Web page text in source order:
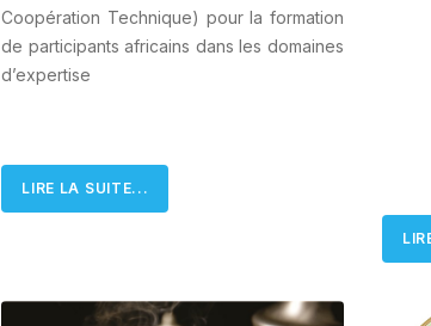
Coopération Technique) pour la formation
de participants africains dans les domaines
d’expertise
LIRE LA SUITE...